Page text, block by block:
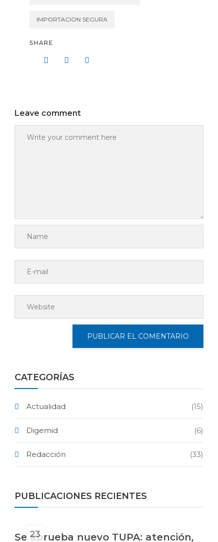
IMPORTACION SEGURA
SHARE
Leave comment
CATEGORÍAS
Actualidad (15)
Digemid (6)
Redacción (33)
PUBLICACIONES RECIENTES
23
Se aprueba nuevo TUPA: atención,